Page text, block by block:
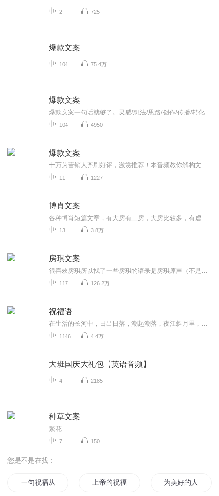
2 725
爆款文案
104 75.4万
爆款文案
104 4950
爆款文案
11 1227
博肖文案
13 3.8万
房琪文案
117 126.2万
祝福语
1146 4.4万
大班国庆大礼包【英语音频】
4 2185
种草文案
繁花
7 150
您是不是在找：
一句祝福从此不见 上帝的祝福 为美好的人生献